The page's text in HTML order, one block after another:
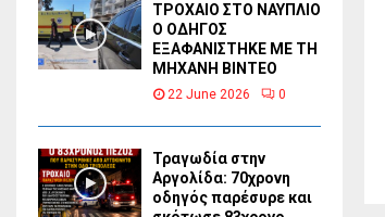
ΤΡΟΧΑΙΟ ΣΤΟ ΝΑΥΠΛΙΟ
Ο ΟΔΗΓΟΣ
ΕΞΑΦΑΝΙΣΤΗΚΕ ΜΕ ΤΗ
ΜΗΧΑΝΗ ΒΙΝΤΕΟ
22 June 2026 0
Τραγωδία στην
Αργολίδα: 70χρονη
οδηγός παρέσυρε και